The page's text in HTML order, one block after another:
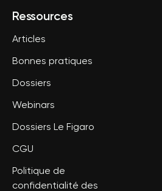
Ressources
Articles
Bonnes pratiques
Dossiers
Webinars
Dossiers Le Figaro
CGU
Politique de
confidentialité des